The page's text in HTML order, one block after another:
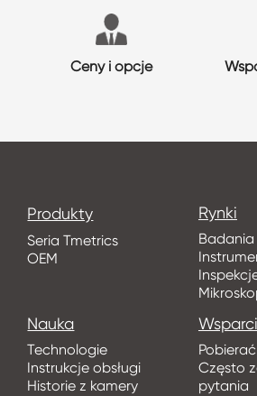
Ceny i opcje
Produkty
Seria Tmetrics
OEM
Rynki
Badania
Nauka
Technologie
Instrukcje obsługi
Historie z kamery
Pobierać
Często
pytania